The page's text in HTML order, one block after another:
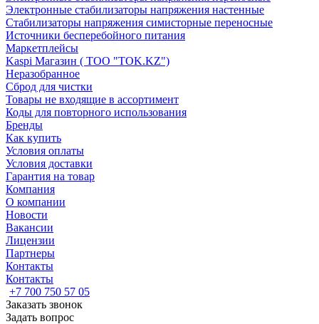
Электронные стабилизаторы напряжения настенные
Стабилизаторы напряжения симисторные переносные
Источники бесперебойного питания
Маркетплейсы
Kaspi Магазин ( ТОО "TOK.KZ")
Неразобранное
Сброд для чистки
Товары не входящие в ассортимент
Коды для повторного использования
Бренды
Как купить
Условия оплаты
Условия доставки
Гарантия на товар
Компания
О компании
Новости
Вакансии
Лицензии
Партнеры
Контакты
Контакты
+7 700 750 57 05
Заказать звонок
Задать вопрос